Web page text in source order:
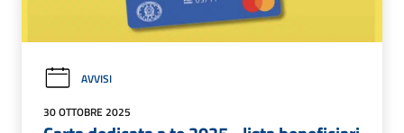
AVVISI
30 OTTOBRE 2025